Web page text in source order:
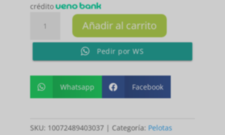
crédito
HEAD
PADEL
S
+
cantidad
Añadir al carrito
Pedir por WS
 Whatsapp  Facebook
SKU: 10072489403037 Categoría: Pelotas